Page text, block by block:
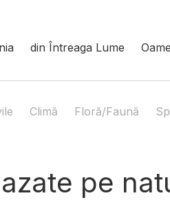
din Întreaga Lume
Climă Floră/Faună
pe